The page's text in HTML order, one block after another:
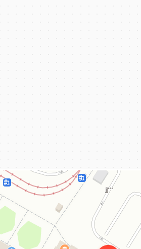
КёнигКлимат
Кондиционеры в Калининграде
Установка кондиционеров в Калининграде